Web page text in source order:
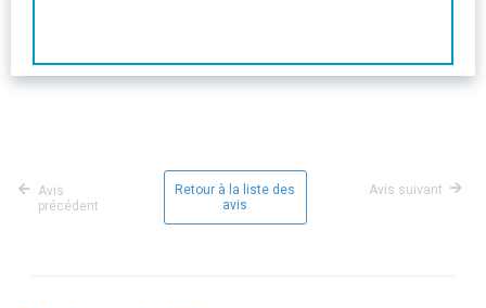
Avis
précédent
Retour à la liste des
avis
Avis suivant